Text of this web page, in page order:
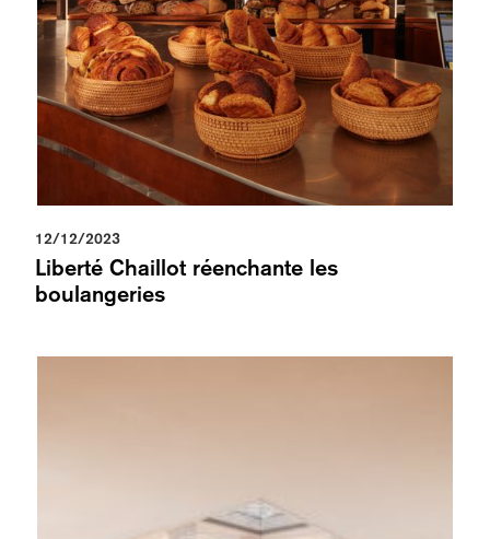
12/12/2023
Liberté Chaillot réenchante les
boulangeries